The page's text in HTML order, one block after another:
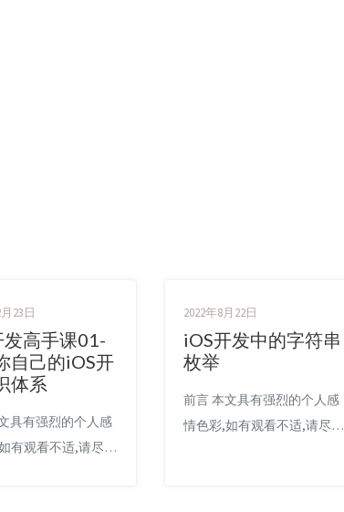
23日
发高手课01-
自己的iOS开
体系
具有强烈的个人感
有观看不适,请尽快
2022年8月22日
iOS开发中的字符串
枚举
前言 本文具有强烈的个人感
情色彩,如有观看不适,请尽快